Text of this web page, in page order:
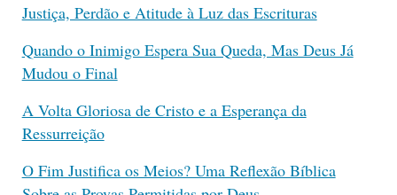
Justiça, Perdão e Atitude à Luz das Escrituras
Quando o Inimigo Espera Sua Queda, Mas Deus Já
Mudou o Final
A Volta Gloriosa de Cristo e a Esperança da
Ressurreição
O Fim Justifica os Meios? Uma Reflexão Bíblica